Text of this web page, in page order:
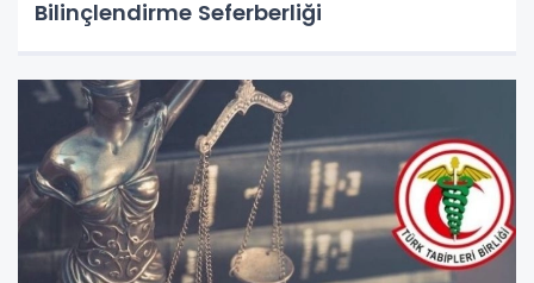
Bilinçlendirme Seferberliği